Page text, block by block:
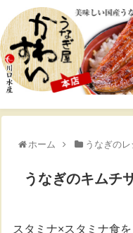
ホーム うなぎの
うなぎのキムチ
スタミナ×スタミナ食を